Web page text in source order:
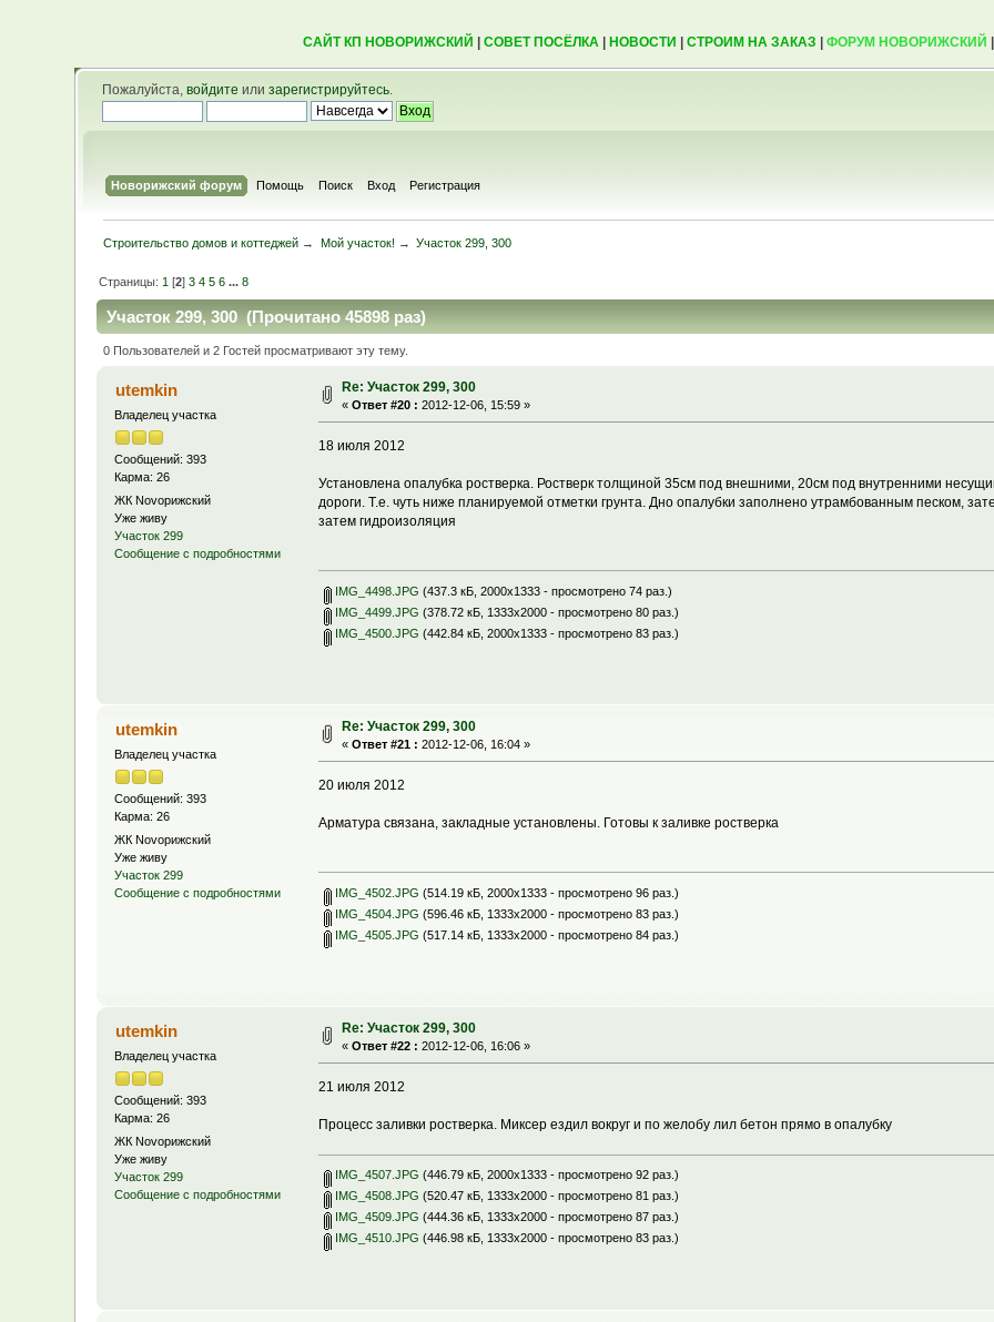
САЙТ КП НОВОРИЖСКИЙ СОВЕТ ПОСЁЛКА| НОВОСТИ СТРОИМ НА ЗАКАЗ ФОРУМ НОВОРИЖСКИЙ
Пожалуйста,войдите илизарегистрируйтесь.
Новорижский форум Помощь Поиск Вход Регистрация
Строительство домов и коттеджей → Мой участок! → Участок 299, 300
Страницы:1 [2]3 4 5 6 ...8
Участок 299, 300 (Прочитано 45898 раз)
0 Пользователей и 2 Гостей просматривают эту тему.
utemkin
Владелец участка
Сообщений: 393
Карма: 26
ЖК Novoрижский
Уже живу
Участок 299
Сообщение с подробностями
Re: Участок 299, 300
«Ответ #20 : 2012-12-06, 15:59 »
18 июля 2012
Установлена опалубка ростверка. Ростверк толщиной 35см под внешними, 20см под внутренними
дороги. Т.е. чуть ниже планируемой отметки грунта. Дно опалубки заполнено утрамбованным песком,
затем гидроизоляция
IMG_4498.JPG (437.3 кБ, 2000x1333 - просмотрено 74 раз.)
IMG_4499.JPG (378.72 кБ, 1333x2000 - просмотрено 80 раз.)
IMG_4500.JPG (442.84 кБ, 2000x1333 - просмотрено 83 раз.)
utemkin
Владелец участка
Сообщений: 393
Карма: 26
ЖК Novoрижский
Уже живу
Участок 299
Сообщение с подробностями
Re: Участок 299, 300
«Ответ #21 : 2012-12-06, 16:04 »
20 июля 2012
Арматура связана, закладные установлены. Готовы к заливке ростверка
IMG_4502.JPG (514.19 кБ, 2000x1333 - просмотрено 96 раз.)
IMG_4504.JPG (596.46 кБ, 1333x2000 - просмотрено 83 раз.)
IMG_4505.JPG (517.14 кБ, 1333x2000 - просмотрено 84 раз.)
utemkin
Владелец участка
Сообщений: 393
Карма: 26
ЖК Novoрижский
Уже живу
Участок 299
Сообщение с подробностями
Re: Участок 299, 300
«Ответ #22 : 2012-12-06, 16:06 »
21 июля 2012
Процесс заливки ростверка. Миксер ездил вокруг и по желобу лил бетон прямо в опалубку
IMG_4507.JPG (446.79 кБ, 2000x1333 - просмотрено 92 раз.)
IMG_4508.JPG (520.47 кБ, 1333x2000 - просмотрено 81 раз.)
IMG_4509.JPG (444.36 кБ, 1333x2000 - просмотрено 87 раз.)
IMG_4510.JPG (446.98 кБ, 1333x2000 - просмотрено 83 раз.)